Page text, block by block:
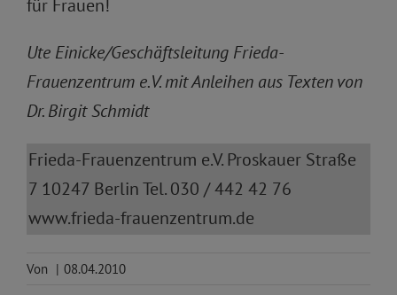
für Frauen!
Ute Einicke/Geschäftsleitung Frieda-
Frauenzentrum e.V. mit Anleihen aus Texten von
Dr. Birgit Schmidt
Frieda-Frauenzentrum e.V. Proskauer Straße
7 10247 Berlin Tel. 030 / 442 42 76
www.frieda-frauenzentrum.de
Von | 08.04.2010